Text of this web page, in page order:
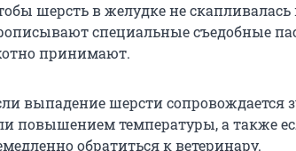
шерсть в желудке не
специальные съедобные
принимают.
выпадение шерсти сопровождается
повышением температуры, а также
обратиться к ветеринару.